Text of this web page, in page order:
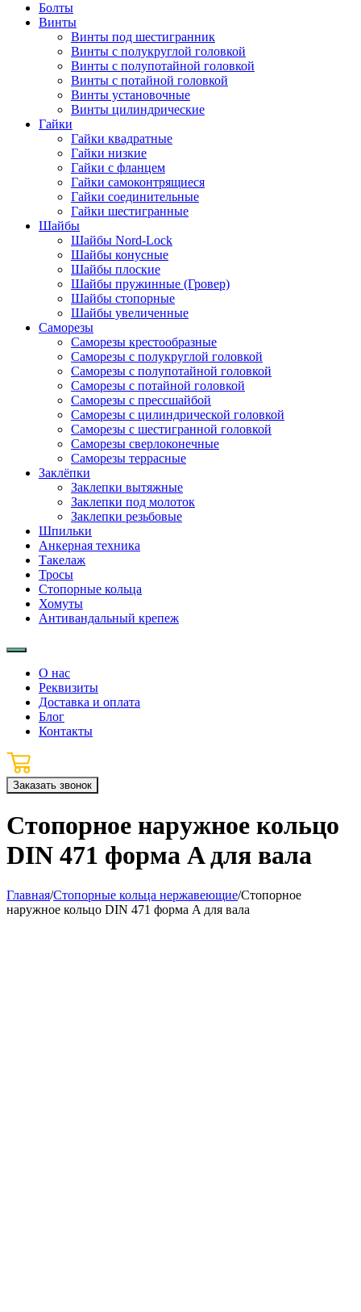
Болты
Винты
Винты под шестигранник
Винты с полукруглой головкой
Винты с полупотайной головкой
Винты с потайной головкой
Винты установочные
Винты цилиндрические
Гайки
Гайки квадратные
Гайки низкие
Гайки с фланцем
Гайки самоконтрящиеся
Гайки соединительные
Гайки шестигранные
Шайбы
Шайбы Nord-Lock
Шайбы конусные
Шайбы плоские
Шайбы пружинные (Гровер)
Шайбы стопорные
Шайбы увеличенные
Саморезы
Саморезы крестообразные
Саморезы с полукруглой головкой
Саморезы с полупотайной головкой
Саморезы с потайной головкой
Саморезы с прессшайбой
Саморезы с цилиндрической головкой
Саморезы с шестигранной головкой
Саморезы сверлоконечные
Саморезы террасные
Заклёпки
Заклепки вытяжные
Заклепки под молоток
Заклепки резьбовые
Шпильки
Анкерная техника
Такелаж
Тросы
Стопорные кольца
Хомуты
Антивандальный крепеж
О нас
Реквизиты
Доставка и оплата
Блог
Контакты
Заказать звонок
Стопорное наружное кольцо
DIN 471 форма A для вала
Главная/Стопорные кольца нержавеющие/Стопорное
наружное кольцо DIN 471 форма A для вала